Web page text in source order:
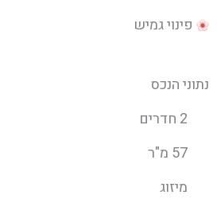
פינוי גמיש
נתוני הנכס
2 חדרים
57 מ"ר
מיזוג